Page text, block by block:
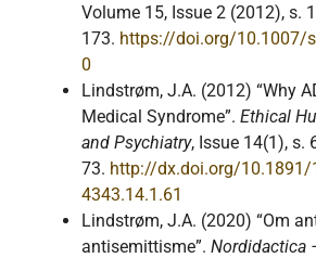
Volume 15, Issue 2 (2012), s.
173. https://doi.org/10.1007/
0
Lindstrøm, J.A. (2012) “Why
Medical Syndrome”. Ethical
and Psychiatry, Issue 14(1), s.
73. http://dx.doi.org/10.1891/
4343.14.1.61
Lindstrøm, J.A. (2020) “Om
antisemittisme”. Nordidactica